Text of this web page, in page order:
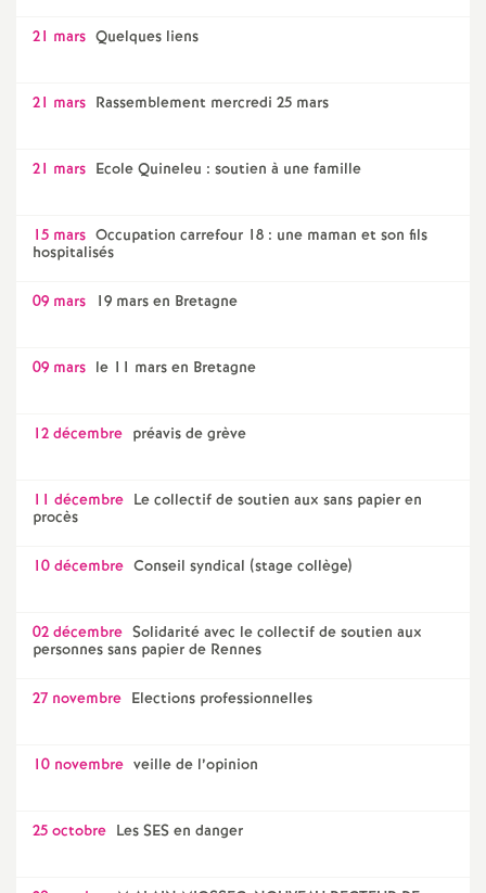
21 mars Quelques liens
21 mars Rassemblement mercredi 25 mars
21 mars Ecole Quineleu : soutien à une famille
15 mars Occupation carrefour 18 : une maman et son fils
hospitalisés
09 mars 19 mars en Bretagne
09 mars le 11 mars en Bretagne
12 décembre préavis de grève
11 décembre Le collectif de soutien aux sans papier en
procès
10 décembre Conseil syndical (stage collège)
02 décembre Solidarité avec le collectif de soutien aux
personnes sans papier de Rennes
27 novembre Elections professionnelles
10 novembre veille de l’opinion
25 octobre Les SES en danger